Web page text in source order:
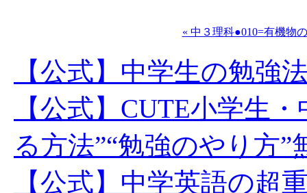
« 中３理科●010=有機物
【公式】中学生の勉強
【公式】CUTE小学生
る方法”“勉強のやり方”
【公式】中学英語の超